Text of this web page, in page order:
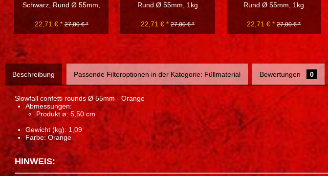
Schwarz, Rund Ø 55mm,
22,71 € * 27,00 € *
Rund Ø 55mm, 1kg
22,71 € * 27,00 € *
Rund Ø 55mm, 1kg
22,71 € * 27,00 € *
Beschreibung Passende Filteroptionen in der Kategorie: Füllmaterial Bewertungen 0
Slowfall confetti rounds Ø 55mm - Orange
Abmessungen:
Produkt ø: 5,50 cm
Gewicht (kg): 1,09
Farbe: Orange
HINWEIS: